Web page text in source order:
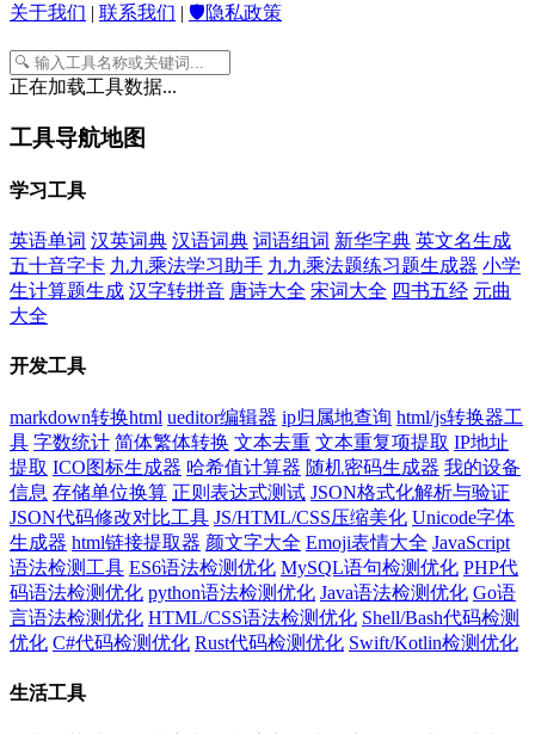
关于我们 | 联系我们 | 🛡️隐私政策
正在加载工具数据...
工具导航地图
学习工具
英语单词 汉英词典 汉语词典 词语组词 新华字典 英文名生成
五十音字卡 九九乘法学习助手 九九乘法题练习题生成器 小学
生计算题生成 汉字转拼音 唐诗大全 宋词大全 四书五经 元曲
大全
开发工具
markdown转换html ueditor编辑器 ip归属地查询 html/js转换器工
具 字数统计 简体繁体转换 文本去重 文本重复项提取 IP地址
提取 ICO图标生成器 哈希值计算器 随机密码生成器 我的设备
信息 存储单位换算 正则表达式测试 JSON格式化解析与验证
JSON代码修改对比工具 JS/HTML/CSS压缩美化 Unicode字体
生成器 html链接提取器 颜文字大全 Emoji表情大全 JavaScript
语法检测工具 ES6语法检测优化 MySQL语句检测优化 PHP代
码语法检测优化 python语法检测优化 Java语法检测优化 Go语
言语法检测优化 HTML/CSS语法检测优化 Shell/Bash代码检测
优化 C#代码检测优化 Rust代码检测优化 Swift/Kotlin检测优化
生活工具